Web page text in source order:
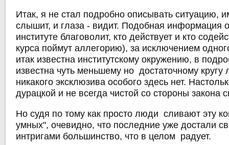
Итак, я не стал подробно описывать ситуацию,
слышит, и глаза - видит. Подобная информация
институте благоволит, кто действует и кто
курса поймут аллегорию), за исключением
итак известна институтскому окружению, в
известна чуть меньшему но достаточному кругу
никакого эксклюзива особого здесь нет.
дурацкой и не всегда чистой со стороны закона
Но судя по тому как просто люди сливают эту
умных", очевидно, что последние уже достали
интригами большинство, что в целом радует.